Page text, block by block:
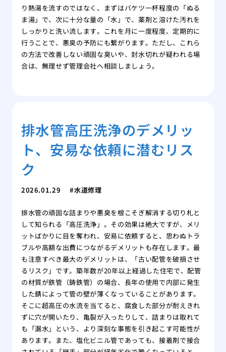
り熱湯を流すのではなく、まずはバケツ一杯程度の「ぬる
ま湯」で、次に十分な量の「水」で、薬剤と溶けた汚れを
しっかりと洗い流します。これを月に一度程度、定期的に
行うことで、悪臭の予防にも繋がります。ただし、これら
の方法で改善しない頑固な臭いや、封水切れが疑われる場
合は、無理せず管理会社へ相談しましょう。
排水管高圧洗浄のデメリッ
ト、安易な依頼に潜むリス
ク
2026.01.29 水道修理
排水管の頑固な詰まりや悪臭を根こそぎ解消する切り札と
して知られる「高圧洗浄」。その効果は絶大ですが、メリ
ットばかりに目を奪われ、安易に依頼すると、思わぬトラ
ブルや高額な出費につながるデメリットも存在します。最
も注意すべき最大のデメリットは、「古い配管を破損させ
るリスク」です。築年数が20年以上経過した住宅で、配管
の材質が鉄管（鋳鉄管）の場合、長年の使用で内部に発生
した錆によって管の壁が薄くなっていることがあります。
そこに超高圧の水流を当てると、腐食した部分が耐えきれ
ずに穴が開いたり、亀裂が入ったりして、詰まりは取れて
も「漏水」という、より深刻な事態を引き起こす可能性が
あります。また、塩化ビニル管であっても、接着剤で接合